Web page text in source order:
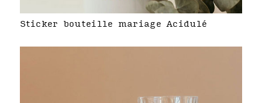
Sticker bouteille mariage Acidulé